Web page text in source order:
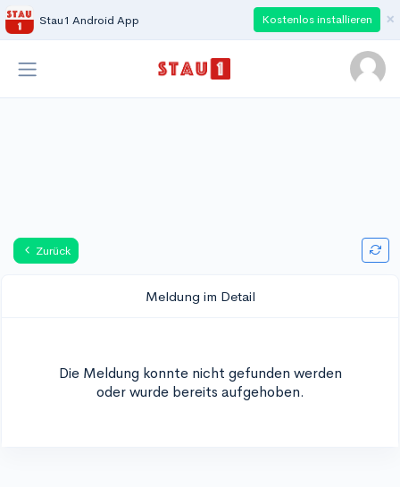
Stau1 Android App Kostenlos installieren ×
Zurück
Meldung im Detail
Die Meldung konnte nicht gefunden werden
oder wurde bereits aufgehoben.